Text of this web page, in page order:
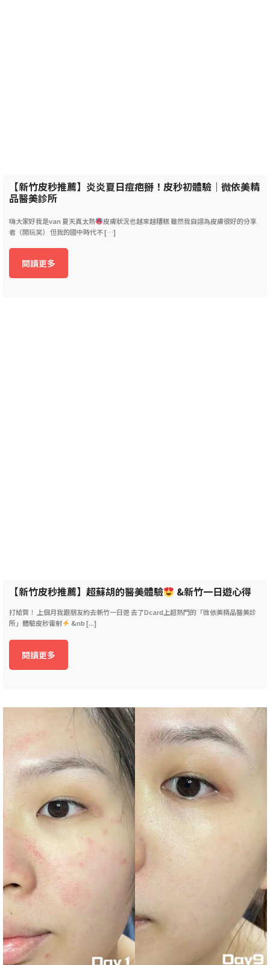
【新竹皮秒推薦】炎炎夏日痘疤掰！皮秒初體驗｜微依美精
品醫美診所
嗨大家好我是van 夏天真太熱
皮膚狀況也越來越糟糕 雖然我自詡為皮膚很好的分享
者（開玩笑） 但我的國中時代不 […]
閱讀更多
【新竹皮秒推薦】超蘇胡的醫美體驗 &新竹一日遊心得
打給賀！ 上個月我跟朋友約去新竹一日遊 去了Dcard上超熱門的「微依美精品醫美診
所」體驗皮秒雷射
&nb [...]
閱讀更多